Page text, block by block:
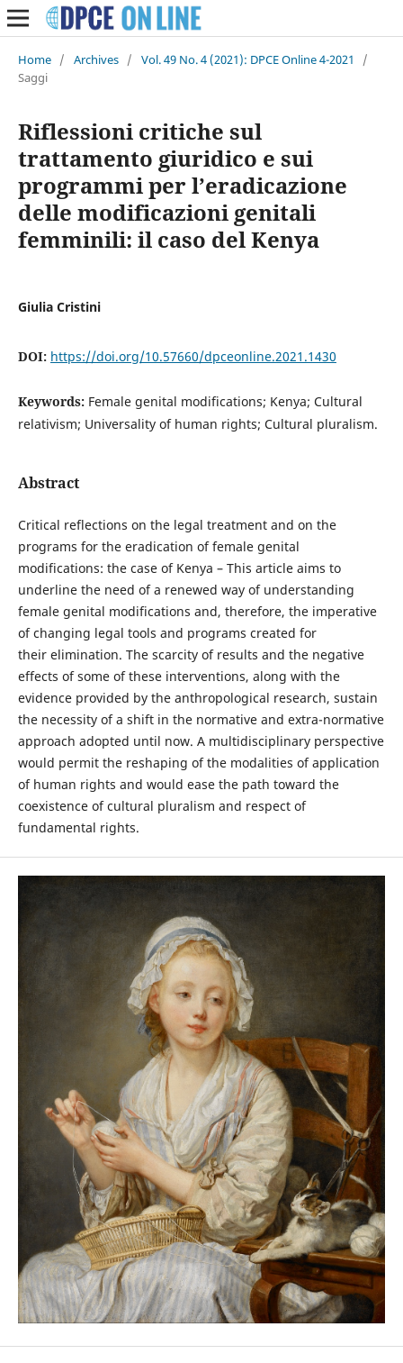
Home / Archives / Vol. 49 No. 4 (2021): DPCE Online 4-2021
/
Saggi
Riflessioni critiche sul
trattamento giuridico e sui
programmi per l’eradicazione
delle modificazioni genitali
femminili: il caso del Kenya
Giulia Cristini
DOI: https://doi.org/10.57660/dpceonline.2021.1430
Keywords: Female genital modifications; Kenya; Cultural
relativism; Universality of human rights; Cultural pluralism.
Abstract
Critical reflections on the legal treatment and on the
programs for the eradication of female genital
modifications: the case of Kenya – This article aims to
underline the need of a renewed way of understanding
female genital modifications and, therefore, the imperative
of changing legal tools and programs created for
their elimination. The scarcity of results and the negative
effects of some of these interventions, along with the
evidence provided by the anthropological research, sustain
the necessity of a shift in the normative and extra-normative
approach adopted until now. A multidisciplinary perspective
would permit the reshaping of the modalities of application
of human rights and would ease the path toward the
coexistence of cultural pluralism and respect of
fundamental rights.